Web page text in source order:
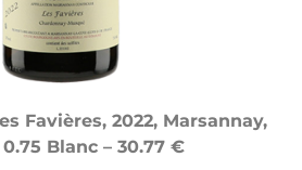
Favières, 2022, Marsannay,
0.75 Blanc – 30.77 €